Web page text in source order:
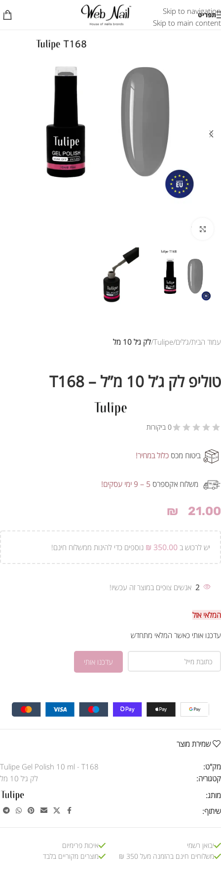
Skip to navigation
Skip to main content
תפריט
אזל המלאי
לחץ להגדלת התמונה
עמוד הבית ג’לים Tulipe לק ג׳ל 10 מל
טוליפ לק ג’ל 10 מ”ל – T168
0 ביקורות
ביטוח מכס כלול במחיר!
משלוח אקספרס 5 – 9 ימי עסקים!
₪ 21.00
יש לרכוש ב ₪ 350.00 נוספים כדי להינות ממשלוח חינם!
2 אנשים צופים במוצר זה עכשיו!
המלאי אזל
עדכנו אותי כאשר המלאי מתחדש
שמירת מוצר
מק"ט:
Tulipe Gel Polish 10 ml - T168
קטגוריה:
לק ג׳ל 10 מל
מותג:
שיתוף:
יבואן רשמי
משלוחים חינם בהזמנה מעל 350 ₪
איכות פרימיום
מוצרים מקוריים בלבד